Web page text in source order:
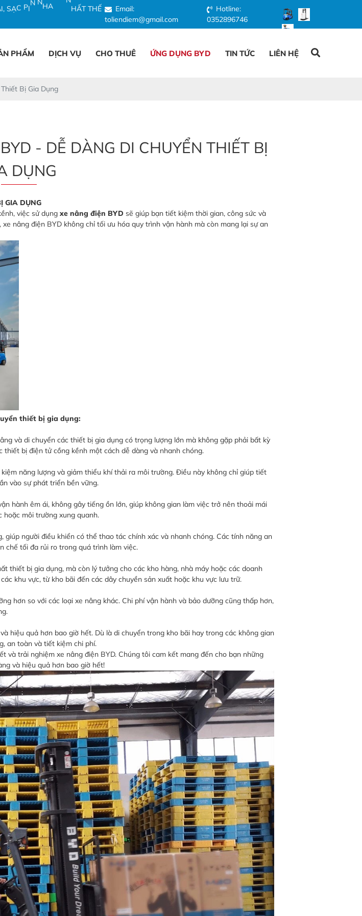
I, SẠC PIN HA HẤT THẾ
Email:
toliendiem@gmail.com
Hotline:
0352896746
PHẨM DỊCH VỤ CHO THUÊ ỨNG DỤNG BYD TIN TỨC LIÊN HỆ
Bị Gia Dụng
- DỄ DÀNG DI CHUYỂN THIẾT BỊ
DỤNG
GIA DỤNG
việc sử dụng xe nâng điện BYD sẽ giúp bạn tiết kiệm thời gian, công sức và
nâng điện BYD không chỉ tối ưu hóa quy trình vận hành mà còn mang lại sự an
thiết bị gia dụng:
và di chuyển các thiết bị gia dụng có trọng lượng lớn mà không gặp phải bất kỳ
bị điện tử cồng kềnh một cách dễ dàng và nhanh chóng.
năng lượng và giảm thiểu khí thải ra môi trường. Điều này không chỉ giúp tiết
vào sự phát triển bền vững.
hành êm ái, không gây tiếng ồn lớn, giúp không gian làm việc trở nên thoải mái
hoặc môi trường xung quanh.
người điều khiển có thể thao tác chính xác và nhanh chóng. Các tính năng an
chế tối đa rủi ro trong quá trình làm việc.
thiết bị gia dụng, mà còn lý tưởng cho các kho hàng, nhà máy hoặc các doanh
khu vực, từ kho bãi đến các dây chuyền sản xuất hoặc khu vực lưu trữ.
hơn so với các loại xe nâng khác. Chi phí vận hành và bảo dưỡng cũng thấp hơn,
hiệu quả hơn bao giờ hết. Dù là di chuyển trong kho bãi hay trong các không gian
an toàn và tiết kiệm chi phí.
và trải nghiệm xe nâng điện BYD. Chúng tôi cam kết mang đến cho bạn những
và hiệu quả hơn bao giờ hết!